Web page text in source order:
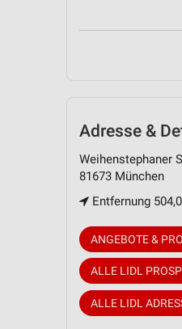
Adresse &
Weihenstephaner
81673 München
Entfernung
ANGEBOTE &
ALLE LIDL
ALLE LIDL